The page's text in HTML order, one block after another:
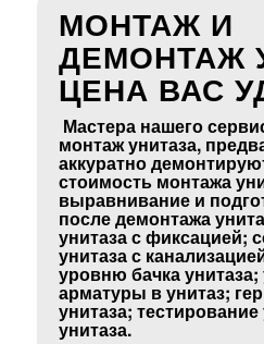
МОНТАЖ И
ДЕМОНТАЖ
ЦЕНА ВАС
Мастера нашего
монтаж унитаза,
аккуратно
стоимость монтажа
выравнивание и
после демонтажа
унитаза с фиксацией;
унитаза с
уровню бачка унитаза;
арматуры в унитаз;
унитаза;
унитаза.